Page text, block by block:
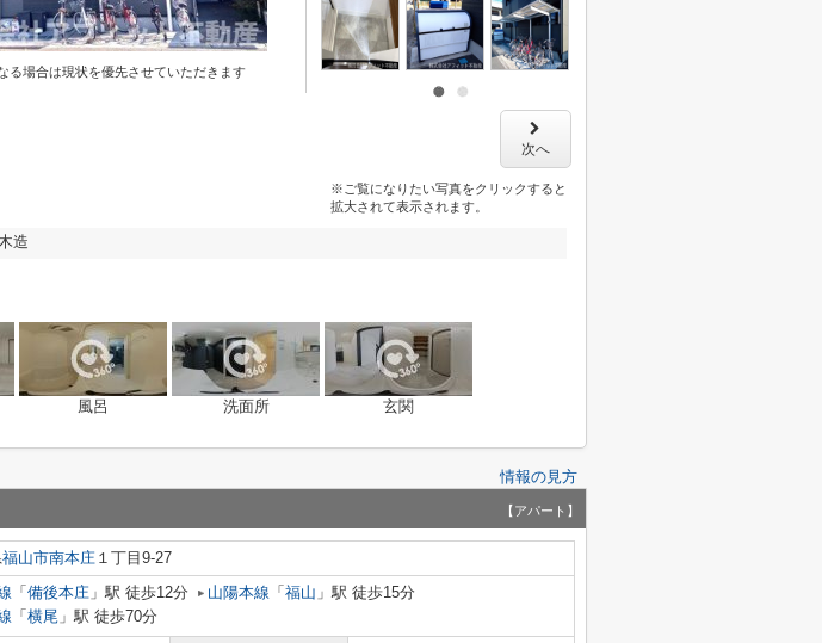
る場合は現状を優先させていただきます
次へ
※ご覧になりたい写真をクリックすると
拡大されて表示されます。
造
風呂 洗面所 玄関
情報の見方
【アパート】
福山市南本庄 １丁目9-27
「 備後本庄 」駅 徒歩12分 山陽本線 「 福山 」駅 徒歩15分
「 横尾 」駅 徒歩70分